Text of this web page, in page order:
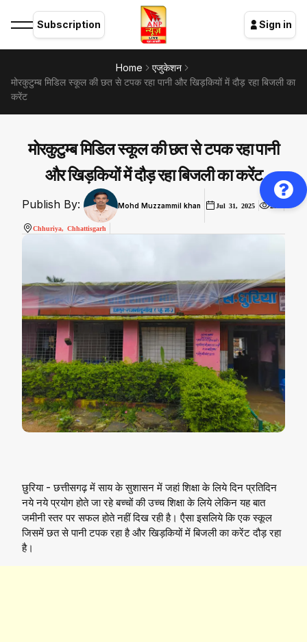
Subscription Sign in
Home
एजुकेशन
मोरकुटुम्ब मिडिल स्कूल की छत से टपक रहा पानी और खिड़कियों में दौड़ रहा बिजली का
करेंट
मोरकुटुम्ब मिडिल स्कूल की छत से टपक रहा पानी
और खिड़कियों में दौड़ रहा बिजली का करेंट
Publish By: Mohd Muzzammil khan Jul 31, 2025 233
Chhuriya, Chhattisgarh
छुरिया - छत्तीसगढ़ में साय के सुशासन में जहां शिक्षा के लिये दिन प्रतिदिन
नये नये प्रयोग होते जा रहे बच्चों की उच्च शिक्षा के लिये लेकिन यह बात
जमीनी स्तर पर सफल होते नहीं दिख रही है। एैसा इसलिये कि एक स्कूल
जिसमें छत से पानी टपक रहा है और खिड़कियों में बिजली का करेंट दौड़ रहा
है।